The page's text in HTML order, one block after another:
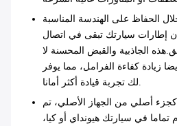
الحفاظ على الهندسة المناسبة
إطارات سيارتك تبقى في اتصال
الجاذبية والقبض المحسنة لا
زيادة كفاءة الفرامل، مما يوفر
أصلي من الجهاز الأصلي، تم
تماما في سيارتك هيونداي أو كيا،